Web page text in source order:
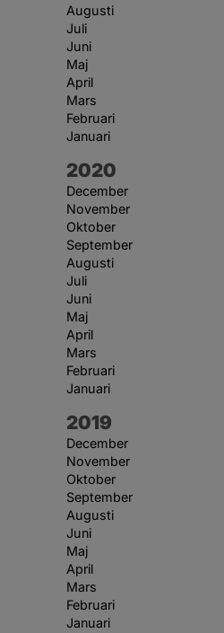
Augusti
Juli
Juni
Maj
April
Mars
Februari
Januari
År:
2020
December
November
Oktober
September
Augusti
Juli
Juni
Maj
April
Mars
Februari
Januari
År:
2019
December
November
Oktober
September
Augusti
Juni
Maj
April
Mars
Februari
Januari